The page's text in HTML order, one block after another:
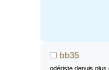
bb35
odériste depuis plus